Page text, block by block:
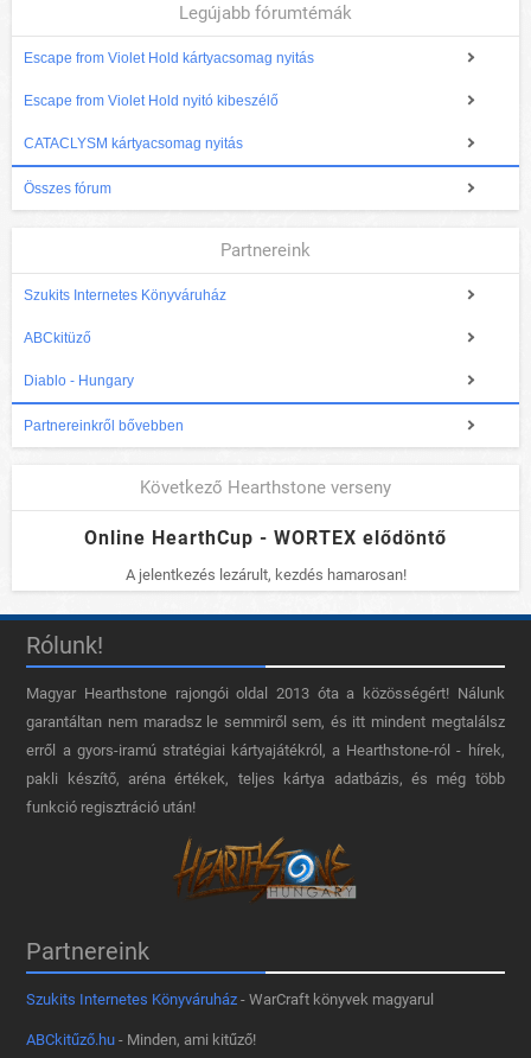
Legújabb fórumtémák
Escape from Violet Hold kártyacsomag nyitás
Escape from Violet Hold nyitó kibeszélő
CATACLYSM kártyacsomag nyitás
Összes fórum
Partnereink
Szukits Internetes Könyváruház
ABCkitüző
Diablo - Hungary
Partnereinkről bővebben
Következő Hearthstone verseny
Online HearthCup - WORTEX elődöntő
A jelentkezés lezárult, kezdés hamarosan!
Rólunk!
Magyar Hearthstone​ rajongói oldal 2013 óta a közösségért! Nálunk
garantáltan nem maradsz le semmiről sem, és itt mindent megtalálsz
erről a gyors-iramú stratégiai kártyajátékról, a Hearthstone-ról - hírek,
pakli készítő, aréna értékek, teljes kártya adatbázis, és még több
funkció regisztráció után!
Partnereink
Szukits Internetes Könyváruház - WarCraft könyvek magyarul
ABCkitűző.hu - Minden, ami kitűző!